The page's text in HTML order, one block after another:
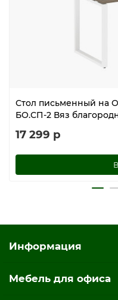
Стол письменный на
БО.СП-2 Вяз
17 299 р
Информация
Мебель для офиса